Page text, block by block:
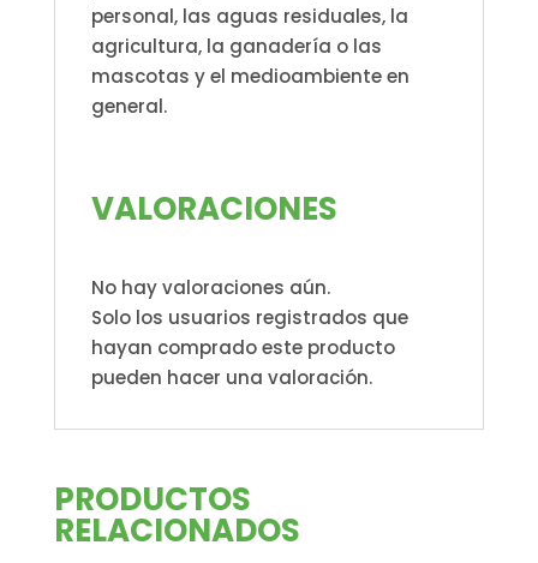
personal, las aguas residuales, la
agricultura, la ganadería o las
mascotas y el medioambiente en
general.
VALORACIONES
No hay valoraciones aún.
Solo los usuarios registrados que
hayan comprado este producto
pueden hacer una valoración.
PRODUCTOS
RELACIONADOS